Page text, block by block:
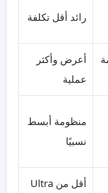
رائد أقل تكلفة
أعرض وأكثر
عملية
منظومة أبسط
نسبيًا
أقل من Ultra